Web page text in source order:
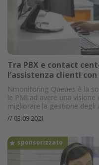
Tra PBX e contact
l’assistenza clienti con
Nmonitoring Queues è la
le PMI ad avere una
migliorare la gestione degli
// 03.09.2021